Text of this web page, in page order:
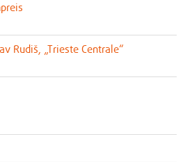
Rudiš, „Trieste Centrale“